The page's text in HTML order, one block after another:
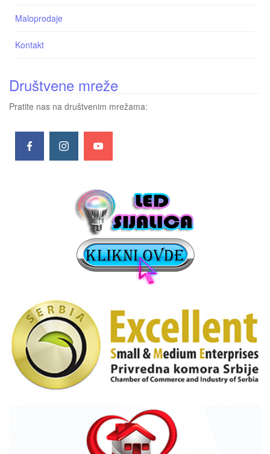
Maloprodaje
Kontakt
Društvene mreže
Pratite nas na društvenim mrežama: